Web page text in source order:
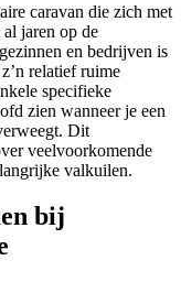
caravan die zich met
jaren op de
en bedrijven is
relatief ruime
specifieke
zien wanneer je een
Dit
veelvoorkomende
valkuilen.
bij